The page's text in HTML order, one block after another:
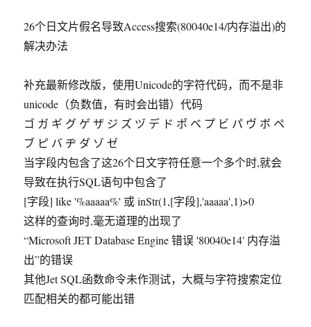
26个日文片假名导致Access搜索(80040e14/内存溢出)的
解决办法
补充最新修改版，使用Unicode的字符代码，而不是非
unicode（负数值，有时会出错）代码
ゴ ガ ギ グ ゲ ザ ジ ズ ヅ デ ド ポ ベ プ ビ パ ヴ ボ ペ
ブ ピ バ ヂ ダ ゾ ゼ
当字段内包含了这26个日文字符任意一个多个时,就会
导致在执行SQL语句中包含了
[字段] like '%aaaaa%' 或 inStr(1,[字段],'aaaaa',1)>0
这样的查询时,毫无道理的出现了
“Microsoft JET Database Engine 错误 '80040e14' 内存溢
出”的错误
其他Jet SQL函数命令未作测试，大概与字符搜索定位
匹配相关的都可能出错